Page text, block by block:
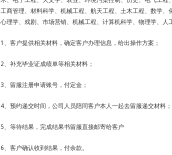
工商管理、材料科学、机械工程、航天工程、土木工程、数学、
心理学、戏剧、市场营销、机械工程、计算机科学、物理学、人
1、客户提供相关材料，确定客户办理信息，给出操作方案；
2、补充毕业证成绩单等相关材料；
3、留服注册申请账号，付定金；
4、预约递交时间，公司人员陪同客户本人一起去留服递交材料；
5、等待结果，完成结果书留服直接邮寄给客户
6、客户确认收到结果，付余款。